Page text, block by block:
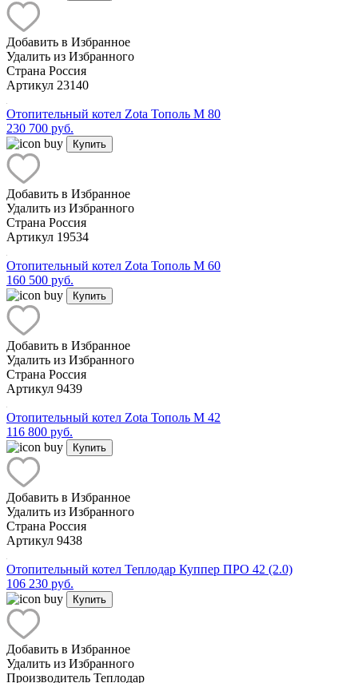
Добавить в Избранное
Удалить из Избранного
Страна Россия
Артикул 23140
Отопительный котел Zota Тополь М 80
230 700 руб.
Купить
Добавить в Избранное
Удалить из Избранного
Страна Россия
Артикул 19534
Отопительный котел Zota Тополь М 60
160 500 руб.
Купить
Добавить в Избранное
Удалить из Избранного
Страна Россия
Артикул 9439
Отопительный котел Zota Тополь М 42
116 800 руб.
Купить
Добавить в Избранное
Удалить из Избранного
Страна Россия
Артикул 9438
Отопительный котел Теплодар Куппер ПРО 42 (2.0)
106 230 руб.
Купить
Добавить в Избранное
Удалить из Избранного
Производитель Теплодар